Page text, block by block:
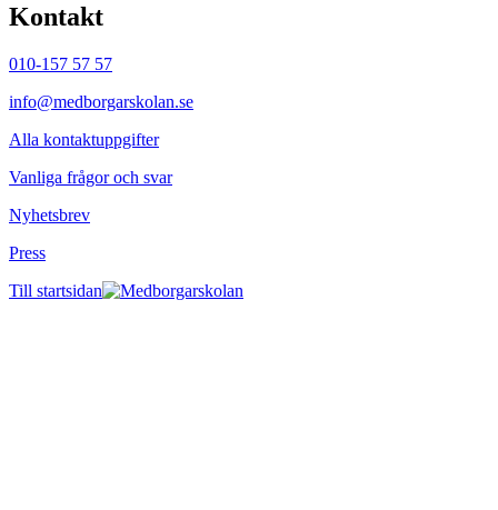
Kontakt
010-157 57 57
info@medborgarskolan.se
Alla kontaktuppgifter
Vanliga frågor och svar
Nyhetsbrev
Press
Till startsidan